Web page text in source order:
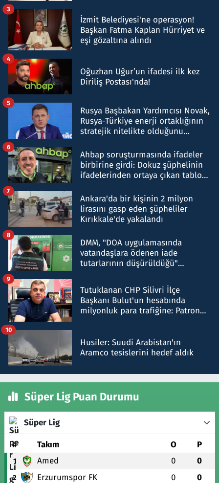
İzmit Belediyesi'ne operasyon!
Başkan Fatma Kaplan Hürriyet ve
eşi gözaltına alındı
3
Oğuzhan Uğur’un ifadesi ilk kez
Diriliş Postası'nda!
4
Rusya Başbakan Yardımcısı Novak,
Rusya-Türkiye enerji ortaklığının
stratejik nitelikte olduğunu
5
Ahbap soruşturmasında ifadeler
birbirine girdi: Dokuz şüphelinin
ifadelerinden ortaya çıkan tablo
6
Ankara'da bir kişinin 2 milyon
lirasını gasp eden şüpheliler
Kırıkkale'de yakalandı
7
DMM, "DOA uygulamasında
vatandaşlara ödenen iade
tutarlarının düşürüldüğü"
8
Tutuklanan CHP Silivri İlçe
Başkanı Bulut'un hesabında
milyonluk para trafiğine: Patron
9
Husiler: Suudi Arabistan'ın
Aramco tesislerini hedef aldık
10
Süper Lig Puan Durumu
Süper Lig
# Takım O P
1 Amed 0 0
2 Erzurumspor FK 0 0